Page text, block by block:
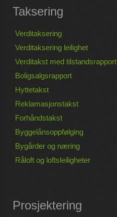
Taksering
Verditaksering
Verditaksering leilighet
Verditakst med tilstandsrapport
Boligsalgsrapport
Hyttetakst
Reklamasjonstakst
Forhåndstakst
Byggelånsoppfølging
Bygårder og næring
Råloft og loftsleiligheter
Prosjektering